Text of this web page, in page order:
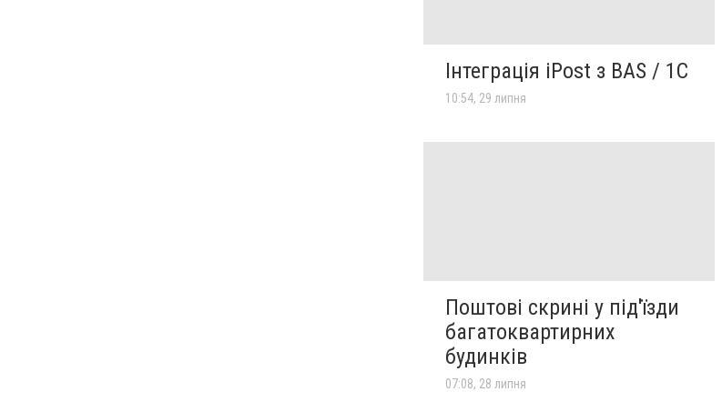
Інтеграція iPost з BAS / 1C
10:54, 29 липня
Поштові скрині у під'їзди
багатоквартирних
будинків
07:08, 28 липня